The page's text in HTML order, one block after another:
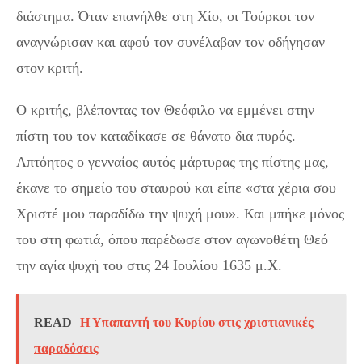
διάστημα. Όταν επανήλθε στη Χίο, οι Τούρκοι τον
αναγνώρισαν και αφού τον συνέλαβαν τον οδήγησαν
στον κριτή.
Ο κριτής, βλέποντας τον Θεόφιλο να εμμένει στην
πίστη του τον καταδίκασε σε θάνατο δια πυρός.
Απτόητος ο γενναίος αυτός μάρτυρας της πίστης μας,
έκανε το σημείο του σταυρού και είπε «στα χέρια σου
Χριστέ μου παραδίδω την ψυχή μου». Και μπήκε μόνος
του στη φωτιά, όπου παρέδωσε στον αγωνοθέτη Θεό
την αγία ψυχή του στις 24 Ιουλίου 1635 μ.Χ.
READ
Η Υπαπαντή του Κυρίου στις χριστιανικές
παραδόσεις